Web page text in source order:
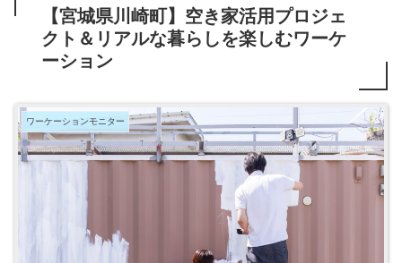
【宮城県川崎町】空き家活用プロジェ
クト＆リアルな暮らしを楽しむワーケ
ーション
ワーケーションモニター